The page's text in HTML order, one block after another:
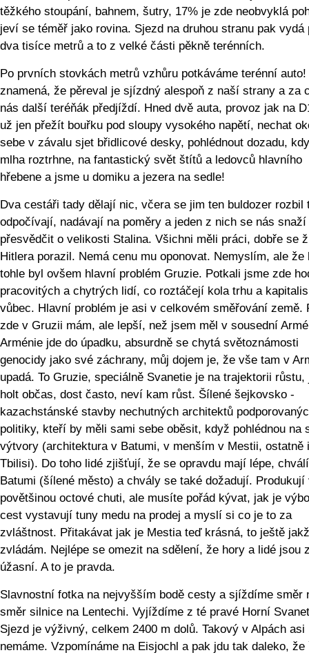
těžkého stoupání, bahnem, šutry, 17% je zde neobvyklá
jeví se téměř jako rovina. Sjezd na druhou stranu pak vydá
dva tisíce metrů a to z velké části pěkně terénních.
Po prvních stovkách metrů vzhůru potkáváme terénní auto!
znamená, že pěreval je sjízdný alespoň z naší strany a za
nás další teréňák předjíždí. Hned dvě auta, provoz jak na
už jen přežít bouřku pod sloupy vysokého napětí, nechat
sebe v závalu sjet břidlicové desky, pohlédnout dozadu,
mlha roztrhne, na fantastický svět štítů a ledovců hlavního
hřebene a jsme u domiku a jezera na sedle!
Dva cestáři tady dělají nic, včera se jim ten buldozer rozbil
odpočívají, nadávají na poměry a jeden z nich se nás snaží
přesvědčit o velikosti Stalina. Všichni měli práci, dobře se
Hitlera porazil. Nemá cenu mu oponovat. Nemyslím, ale že
tohle byl ovšem hlavní problém Gruzie. Potkali jsme zde
pracovitých a chytrých lidí, co roztáčejí kola trhu a
vůbec. Hlavní problém je asi v celkovém směřování země.
zde v Gruzii mám, ale lepší, než jsem měl v sousední
Arménie jde do úpadku, absurdně se chytá světoznámosti
genocidy jako své záchrany, můj dojem je, že vše tam v
upadá. To Gruzie, speciálně Svanetie je na trajektorii růstu,
holt občas, dost často, neví kam růst. Šílené šejkovsko -
kazachstánské stavby nechutných architektů
politiky, kteří by měli sami sebe oběsit, když pohlédnou na
výtvory (architektura v Batumi, v menším v Mestii, ostatně
Tbilisi). Do toho lidé zjišťují, že se opravdu mají lépe,
Batumi (šílené město) a chvály se také dožadují. Produkují
povětšinou octové chuti, ale musíte pořád kývat, jak je
cest vystavují tuny medu na prodej a myslí si co je to za
zvláštnost. Přitakávat jak je Mestia teď krásná, to ještě
zvládám. Nejlépe se omezit na sdělení, že hory a lidé jsou
úžasní. A to je pravda.
Slavnostní fotka na nejvyšším bodě cesty a sjíždíme směr
směr silnice na Lentechi. Vyjíždíme z té pravé Horní
Sjezd je výživný, celkem 2400 m dolů. Takový v Alpách asi
nemáme. Vzpomínáme na Eisjochl a pak jdu tak daleko, že